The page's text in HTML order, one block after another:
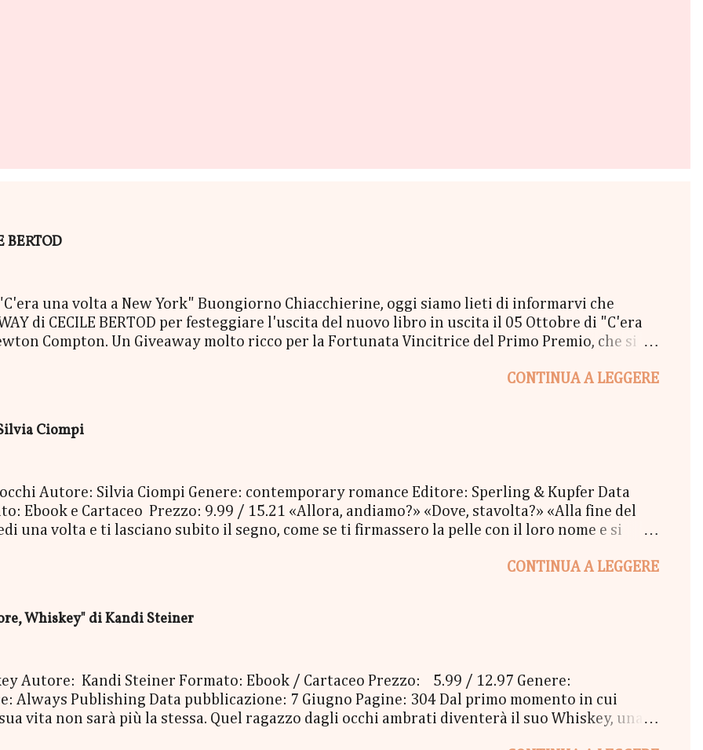
BERTOD
"C'era una volta a New York" Buongiorno Chiacchierine, oggi siamo lieti di informarvi che
di CECILE BERTOD per festeggiare l'uscita del nuovo libro in uscita il 05 Ottobre di "C'era
Compton. Un Giveaway molto ricco per la Fortunata Vincitrice del Primo Premio, che si
Mucchina Portachiavi - un Segnalibro - una Scatola di biscotti - un Messaggio in bottiglia
CONTINUA A LEGGERE
Ciompi
Autore: Silvia Ciompi Genere: contemporary romance Editore: Sperling & Kupfer Data
Ebook e Cartaceo Prezzo: 9.99 / 15.21 «Allora, andiamo?» «Dove, stavolta?» «Alla fine del
una volta e ti lasciano subito il segno, come se ti firmassero la pelle con il loro nome e si
è entrato nella vita di Gheghe senza avvisare, un pomeriggio d'inverno, mentre fuori il
così pieno di risate, di baci e così doloros...
CONTINUA A LEGGERE
Whiskey" di Kandi Steiner
Autore: Kandi Steiner Formato: Ebook / Cartaceo Prezzo: 5.99 / 12.97 Genere:
Always Publishing Data pubblicazione: 7 Giugno Pagine: 304 Dal primo momento in cui
vita non sarà più la stessa. Quel ragazzo dagli occhi ambrati diventerà il suo Whiskey, una